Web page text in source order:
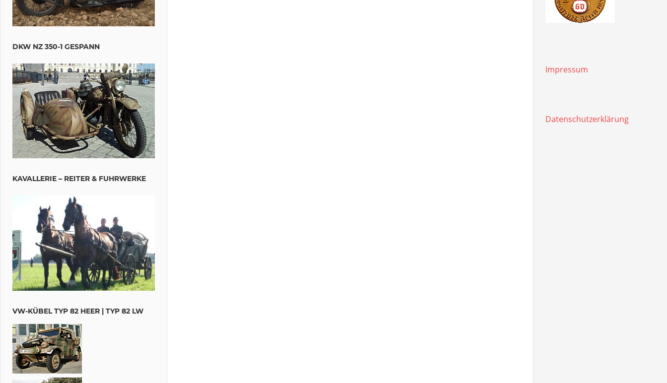
DKW NZ 350-1 GESPANN
KAVALLERIE – REITER & FUHRWERKE
VW-KÜBEL TYP 82 HEER | TYP 82 LW
Impressum
Datenschutzerklärung